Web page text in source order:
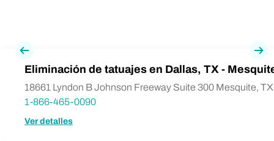
Eliminación de tatuajes en Dallas, TX -
18661 Lyndon B Johnson Freeway Suite 300 Mesquite,
1-866-465-0090
Ver detalles
Previa